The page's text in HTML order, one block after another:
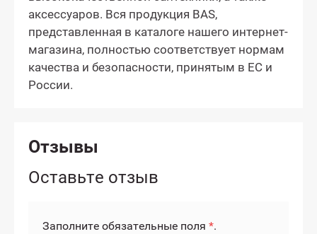
аксессуаров. Вся продукция BAS,
представленная в каталоге нашего интернет-
магазина, полностью соответствует нормам
качества и безопасности, принятым в ЕС и
России.
Отзывы
Оставьте отзыв
Заполните обязательные поля *.